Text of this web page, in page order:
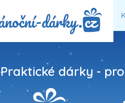
Praktické dárky -